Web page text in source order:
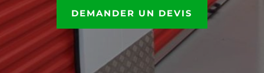
DEMANDER UN DEVIS